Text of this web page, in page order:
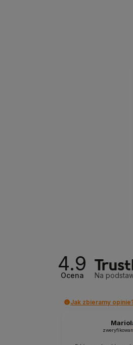
4.9
Ocena Na
Jak zbieramy